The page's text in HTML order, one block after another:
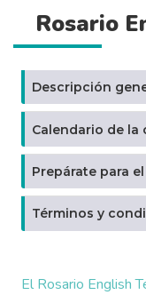
Rosario
Descripción
Calendario de la
Prepárate para el
Términos y
El Rosario English